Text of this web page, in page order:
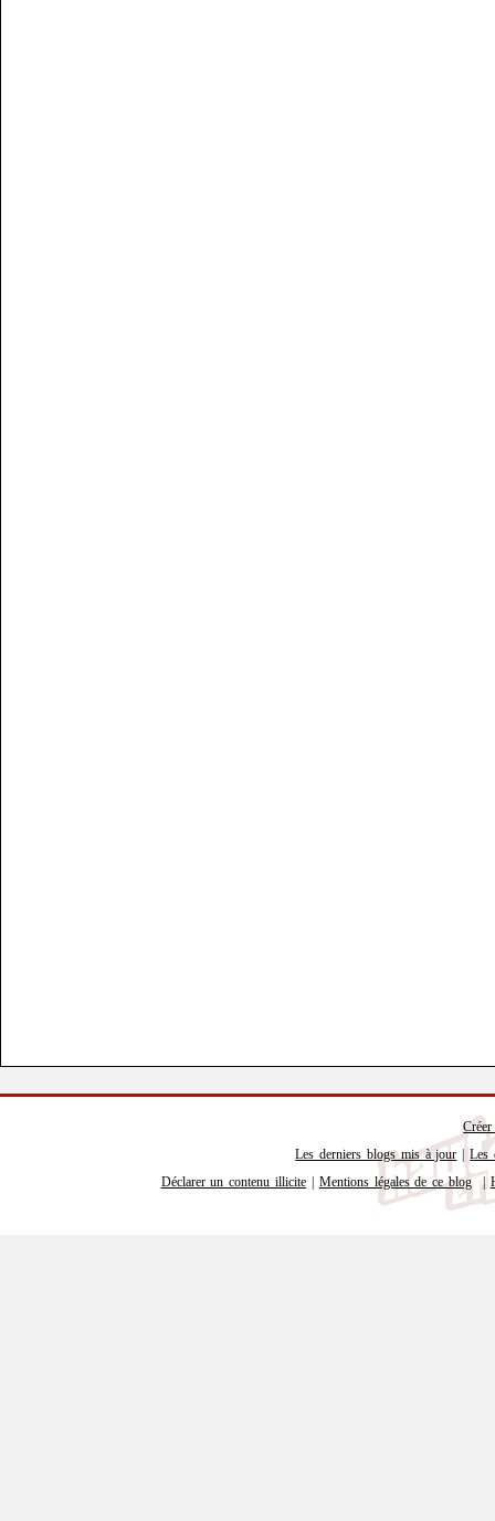
Les derniers blogs mis à jour |Les
Déclarer un contenu illicite
Mentions légales de ce blog |